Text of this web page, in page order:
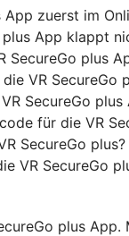
zuerst im
App klappt
plus
VR
SecureGo
für die VR
SecureGo
VR SecureGo
plus